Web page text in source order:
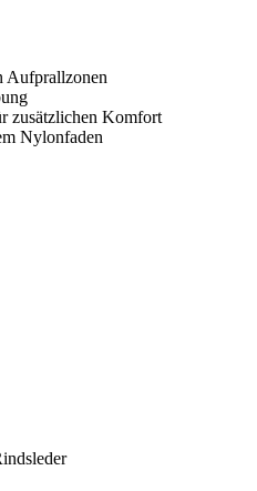
Aufprallzonen
zusätzlichen Komfort
Nylonfaden